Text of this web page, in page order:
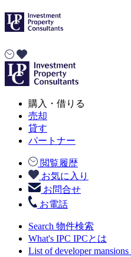
購入・借りる
売却
貸す
パートナー
閲覧履歴
お気に入り
お問合せ
お電話
Search 物件検索
What's IPC IPCとは
List of developer mansions